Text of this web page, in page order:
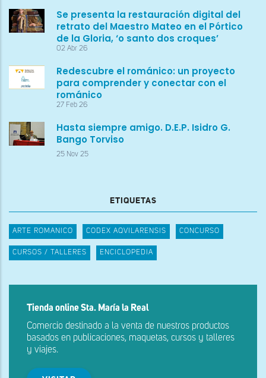
Se presenta la restauración digital del
retrato del Maestro Mateo en el Pórtico
de la Gloria, ‘o santo dos croques’
02 Abr 26
Redescubre el románico: un proyecto
para comprender y conectar con el
románico
27 Feb 26
Hasta siempre amigo. D.E.P. Isidro G.
Bango Torviso
25 Nov 25
ETIQUETAS
ARTE ROMANICO CODEX AQVILARENSIS CONCURSO
CURSOS / TALLERES ENCICLOPEDIA
Tienda online Sta. María la Real
Comercio destinado a la venta de nuestros productos
basados en publicaciones, maquetas, cursos y talleres
y viajes.